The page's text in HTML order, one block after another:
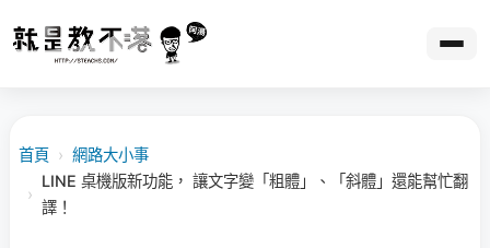
首頁 › 網路大小事
›
LINE 桌機版新功能， 讓文字變「粗體」、「斜體」還能幫忙翻
譯！